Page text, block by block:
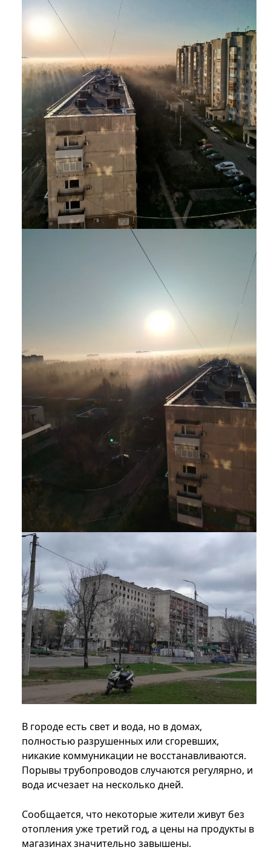
В городе есть свет и вода, но в домах,
полностью разрушенных или сгоревших,
никакие коммуникации не восстанавливаются.
Порывы трубопроводов случаются регулярно, и
вода исчезает на несколько дней.
Сообщается, что некоторые жители живут без
отопления уже третий год, а цены на продукты в
магазинах значительно завышены.